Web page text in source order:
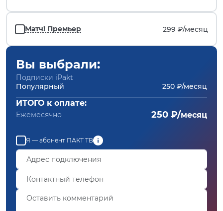
Матч! Премьер 299 ₽/месяц
Вы выбрали:
Подписки iPakt
Популярный
250 ₽/месяц
ИТОГО к оплате:
Ежемесячно 250 ₽/месяц
Я — абонент ПАКТ ТВ